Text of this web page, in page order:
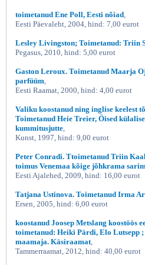
toimetanud Ene Poll, Eesti nõiad
Eesti Päevaleht, 2004, hind: 7,00 eurot
Lesley Livingston; Toimetanud: Triin
Pegasus, 2010, hind: 5,00 eurot
Gaston Leroux. Toimetanud Maarja
parfüüm
Eesti Raamat, 2000, hind: 4,00 eurot
Valiku koostanud ning inglise keelest
Toimetanud Heie Treier, Öised
kummitusjutte
Kunst, 1997, hind: 9,00 eurot
Peter Conradi. Ttoimetanud Triin
toimus Venemaa kõige jõhkrama
Eesti Ajalehed, 2009, hind: 16,00 eurot
Tatjana Ustinova. Toimetanud Irma
Ersen, 2005, hind: 6,00 eurot
koostanud Joosep Metslang koostöös
toimetanud: Heiki Pärdi, Elo Lutsepp ;
maamaja. Käsiraamat
Tammerraamat, 2012, hind: 40,00 eurot